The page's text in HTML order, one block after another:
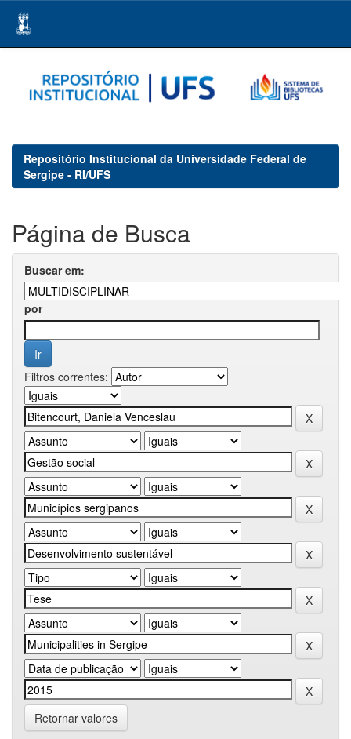
navigation
Repositório Institucional da Universidade Federal de
Sergipe - RI/UFS
Página de Busca
Buscar em:
por
Filtros correntes:
Retornar valores